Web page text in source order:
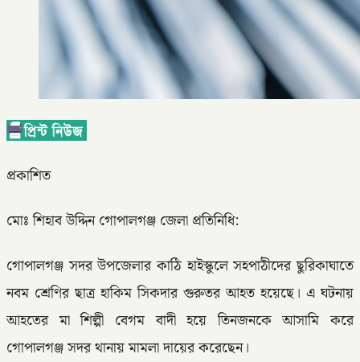
প্রকাশিত
মোঃ শিহাব উদ্দিন গোপালগঞ্জ জেলা প্রতিনিধি:
গোপালগঞ্জ সদর উপজেলার কাঠি হাইস্কুলে সহপাঠীদের ছুরিকাঘাতে
নবম শ্রেণির ছাত্র হাকিম সিকদার গুরুতর আহত হয়েছে। এ ঘটনায়
আহতের মা শিল্পী বেগম বাদী হয়ে তিনজনকে আসামি করে
গোপালগঞ্জ সদর থানায় মামলা দায়ের করেছেন।